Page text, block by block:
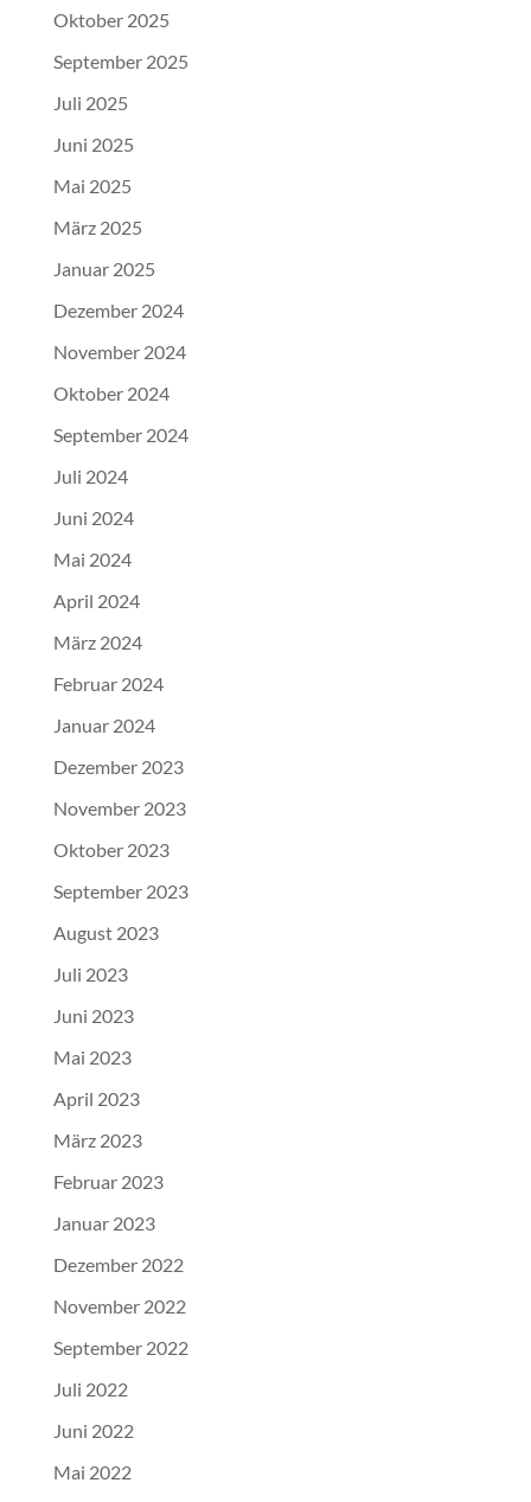
Oktober 2025
September 2025
Juli 2025
Juni 2025
Mai 2025
März 2025
Januar 2025
Dezember 2024
November 2024
Oktober 2024
September 2024
Juli 2024
Juni 2024
Mai 2024
April 2024
März 2024
Februar 2024
Januar 2024
Dezember 2023
November 2023
Oktober 2023
September 2023
August 2023
Juli 2023
Juni 2023
Mai 2023
April 2023
März 2023
Februar 2023
Januar 2023
Dezember 2022
November 2022
September 2022
Juli 2022
Juni 2022
Mai 2022